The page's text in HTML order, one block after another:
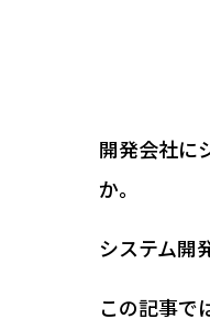
開発会社に
か。
システム開
この記事で